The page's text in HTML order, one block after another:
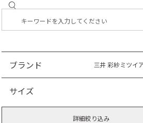
ブランド
サイズ
詳細絞り込み